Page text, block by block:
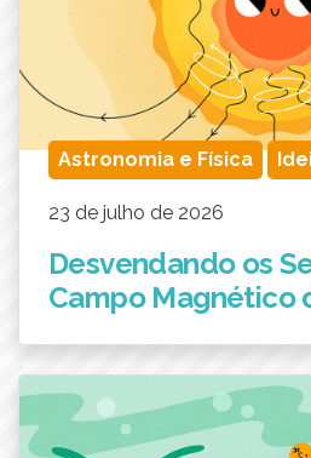
Astronomia e Física
23 de julho de 2026
Desvendando os
Campo Magnético